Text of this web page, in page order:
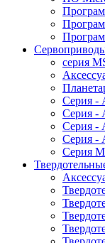
серия
Серия -
Серия -
Серия -
Серия -
Серия